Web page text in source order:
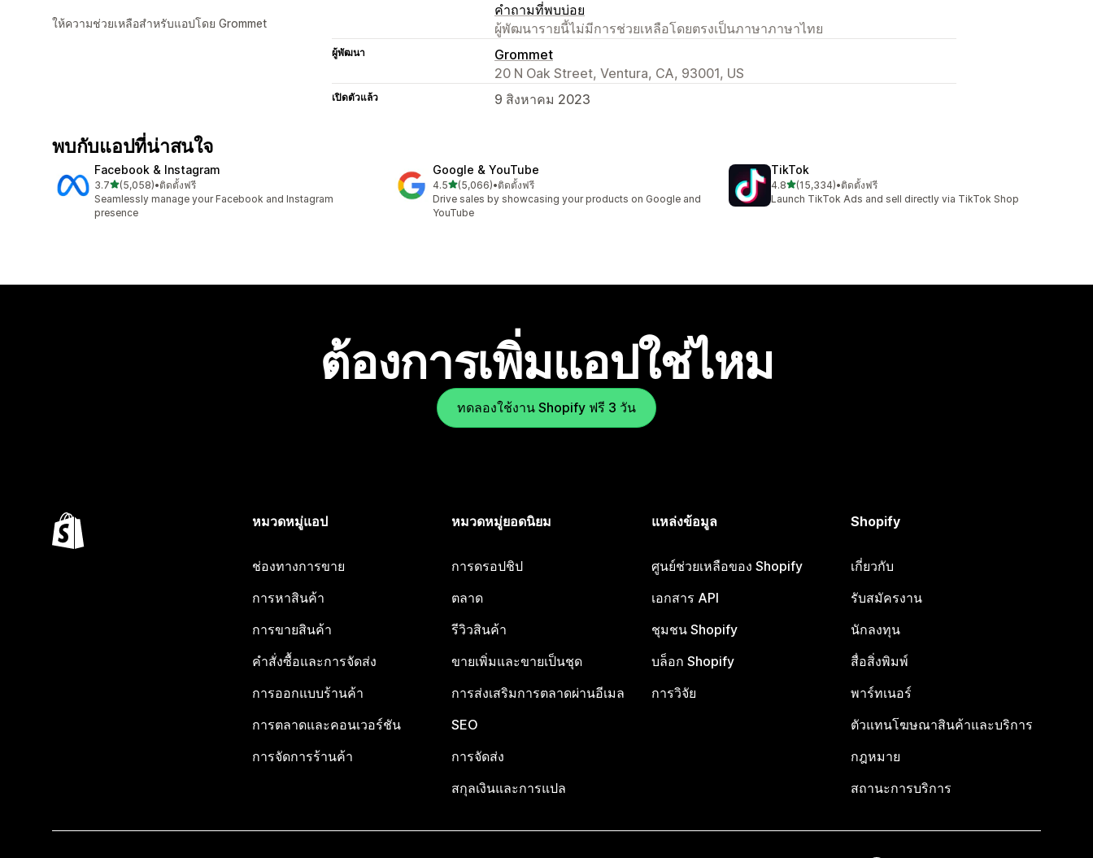
ให้ความช่วยเหลือสำหรับแอปโดย Grommet
คำถามที่พบบ่อย
ผู้พัฒนารายนี้ไม่มีการช่วยเหลือโดยตรงเป็นภาษาภาษาไทย
ผู้พัฒนา
Grommet
20 N Oak Street, Ventura, CA, 93001, US
เปิดตัวแล้ว 9 สิงหาคม 2023
พบกับแอปที่น่าสนใจ
Facebook & Instagram
3.7เต็ม 5 ดาว
(5,058)
ทั้งหมด 5058 รีวิว
•ติดตั้งฟรี
Seamlessly manage your Facebook and Instagram
presence
Google & YouTube
4.5เต็ม 5 ดาว
(5,066)
ทั้งหมด 5066 รีวิว
•ติดตั้งฟรี
Drive sales by showcasing your products on Google and
YouTube
TikTok
4.8เต็ม 5 ดาว
(15,334)
ทั้งหมด 15334 รีวิว
•ติดตั้งฟรี
Launch TikTok Ads and sell directly via TikTok Shop
ต้องการเพิ่มแอปใช่ไหม
ทดลองใช้งาน Shopify ฟรี 3 วัน
หมวดหมู่แอป
ช่องทางการขาย
การหาสินค้า
การขายสินค้า
คำสั่งซื้อและการจัดส่ง
การออกแบบร้านค้า
การตลาดและคอนเวอร์ชัน
การจัดการร้านค้า
หมวดหมู่ยอดนิยม
การดรอปชิป
ตลาด
รีวิวสินค้า
ขายเพิ่มและขายเป็นชุด
การส่งเสริมการตลาดผ่านอีเมล
SEO
การจัดส่ง
สกุลเงินและการแปล
แหล่งข้อมูล
ศูนย์ช่วยเหลือของ Shopify
เอกสาร API
ชุมชน Shopify
บล็อก Shopify
การวิจัย
Shopify
เกี่ยวกับ
รับสมัครงาน
นักลงทุน
สื่อสิ่งพิมพ์
พาร์ทเนอร์
ตัวแทนโฆษณาสินค้าและบริการ
กฎหมาย
สถานะการบริการ